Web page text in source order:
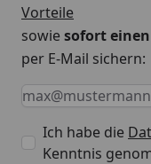
Vorteile
sowiesofort
per E-Mail sichern:
Keine Eingabe
Eingabe
E-Mail *
Ich habe die
Kenntnis